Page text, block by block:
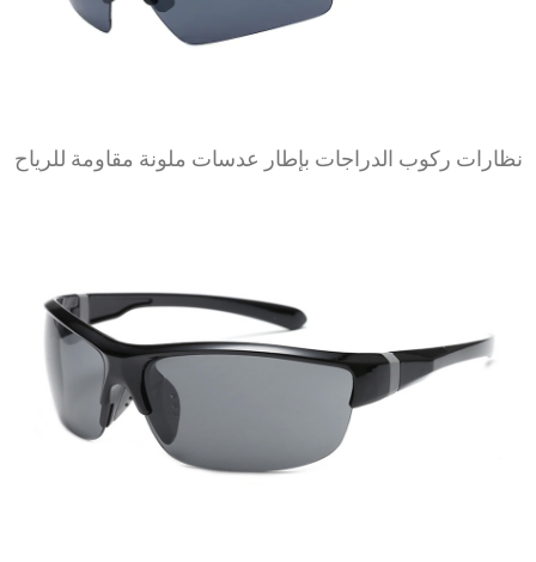
نظارات ركوب الدراجات بإطار عدسات ملونة مقاومة للرياح
عرض المزيد